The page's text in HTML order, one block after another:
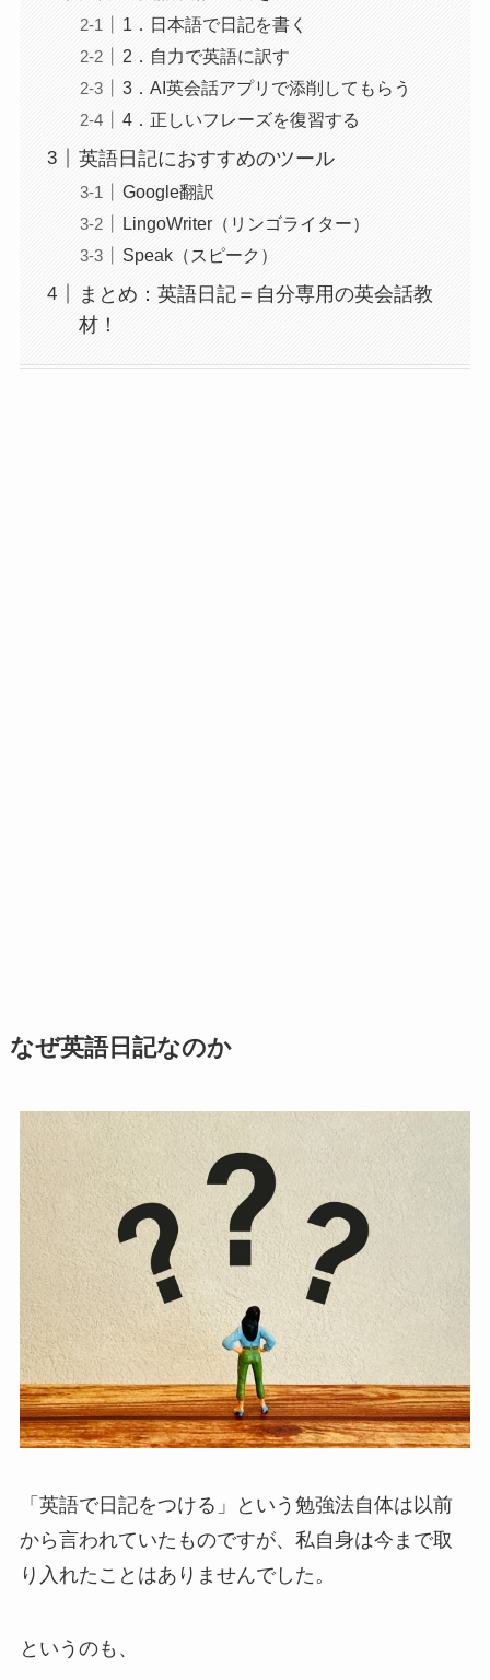
1．日本語で日記を書く
2．自力で英語に訳す
3．AI英会話アプリで添削してもらう
4．正しいフレーズを復習する
英語日記におすすめのツール
Google翻訳
LingoWriter（リンゴライター）
Speak（スピーク）
まとめ：英語日記＝自分専用の英会話教
材！
なぜ英語日記なのか
「英語で日記をつける」という勉強法自体は以前
から言われていたものですが、私自身は今まで取
り入れたことはありませんでした。
というのも、